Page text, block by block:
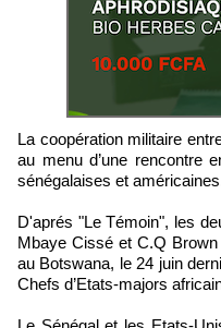
La coopération militaire entre les Etats-Unis et le Sénégal, a été
au menu d’une rencontre
sénégalaises et
D'aprés "Le Témoin", les
Mbaye Cissé et C.Q
au Botswana, le 24 juin
Chefs d’Etats-majors